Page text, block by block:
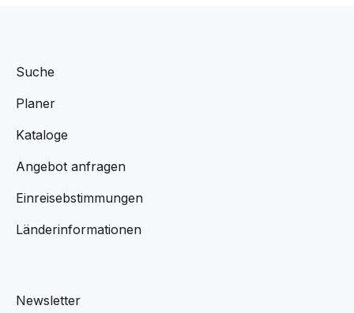
Suche
Planer
Kataloge
Angebot anfragen
Einreisebstimmungen
Länderinformationen
Newsletter